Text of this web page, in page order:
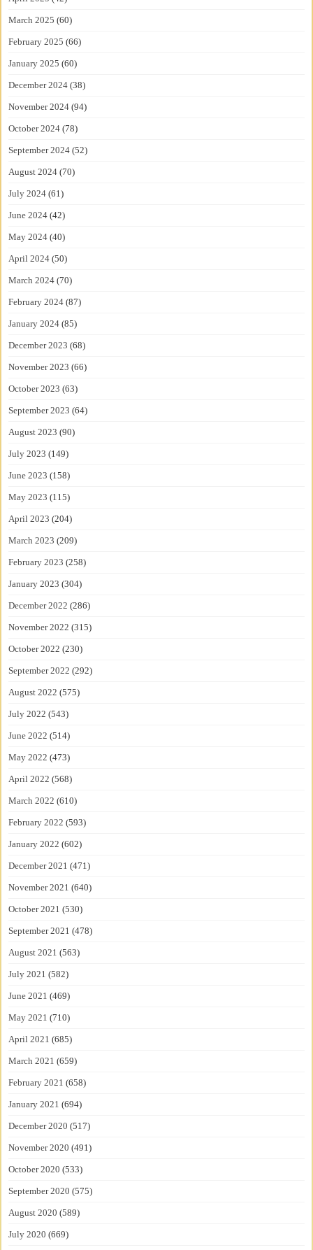
March 2025 (60)
February 2025 (66)
January 2025 (60)
December 2024 (38)
November 2024 (94)
October 2024 (78)
September 2024 (52)
August 2024 (70)
July 2024 (61)
June 2024 (42)
May 2024 (40)
April 2024 (50)
March 2024 (70)
February 2024 (87)
January 2024 (85)
December 2023 (68)
November 2023 (66)
October 2023 (63)
September 2023 (64)
August 2023 (90)
July 2023 (149)
June 2023 (158)
May 2023 (115)
April 2023 (204)
March 2023 (209)
February 2023 (258)
January 2023 (304)
December 2022 (286)
November 2022 (315)
October 2022 (230)
September 2022 (292)
August 2022 (575)
July 2022 (543)
June 2022 (514)
May 2022 (473)
April 2022 (568)
March 2022 (610)
February 2022 (593)
January 2022 (602)
December 2021 (471)
November 2021 (640)
October 2021 (530)
September 2021 (478)
August 2021 (563)
July 2021 (582)
June 2021 (469)
May 2021 (710)
April 2021 (685)
March 2021 (659)
February 2021 (658)
January 2021 (694)
December 2020 (517)
November 2020 (491)
October 2020 (533)
September 2020 (575)
August 2020 (589)
July 2020 (669)